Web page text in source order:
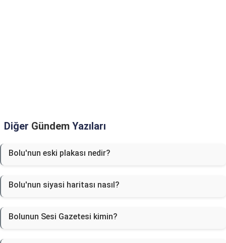
Diğer Gündem Yazıları
Bolu'nun eski plakası nedir?
Bolu'nun siyasi haritası nasıl?
Bolunun Sesi Gazetesi kimin?